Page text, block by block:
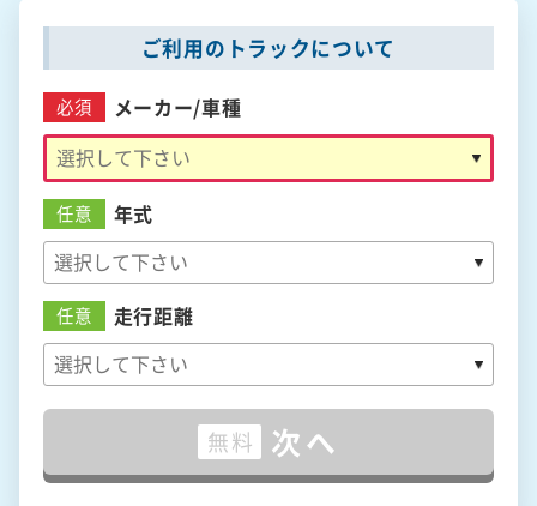
ご利用のトラックについて
必須 メーカー/車種
任意 年式
任意 走行距離
無料 次へ